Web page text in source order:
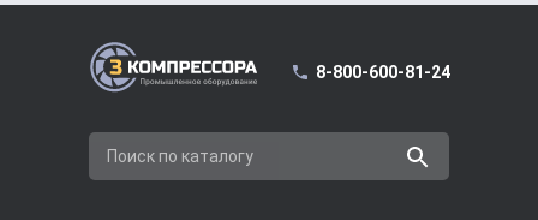
8-800-600-81-24
Поиск по каталогу